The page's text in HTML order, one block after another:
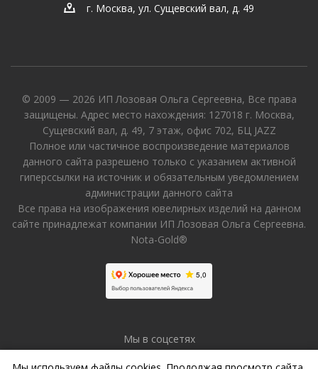
г. Москва, ул. Сущевский вал, д. 49
© 2009 — 2026 ИП Лозовая Ольга Сергеевна, Все права
защищены. Адрес место нахождения: 127018 г. Москва,
Сущевский вал, д. 49, 7 этаж, офис 702, БЦ JAZZ
Полное или частичное воспроизведение материалов
данного сайта разрешено только с указанием активной
гиперссылки на источник и обязательным уведомлением
администрации данного сайта
Все права на изображения ювелирных изделий на данном
сайте принадлежат компании ИП Лозовая Ольга Сергеевна.
Nota-Gold®
Мы в соцсетях